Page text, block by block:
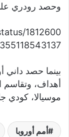
وحصد رودري
1812600
355118543137
أهداف،
موسيالا، كودي
أمم أوروبا